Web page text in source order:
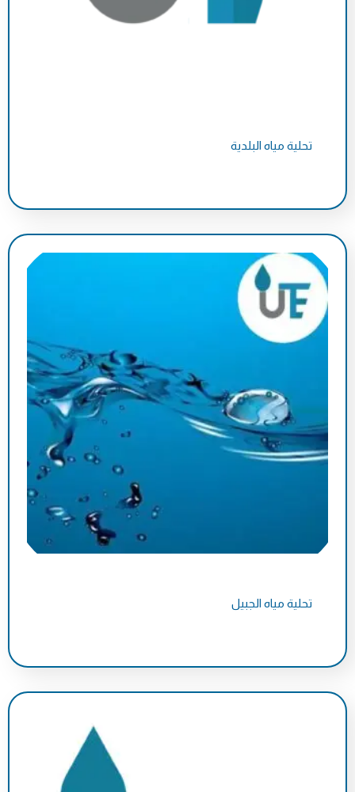
تحلية مياه البلدية
تحلية مياه الجبيل